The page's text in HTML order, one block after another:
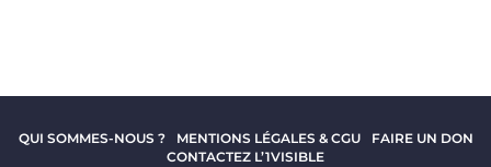
QUI SOMMES-NOUS ? MENTIONS LÉGALES & CGU
FAIRE UN DON
CONTACTEZ L’1VISIBLE